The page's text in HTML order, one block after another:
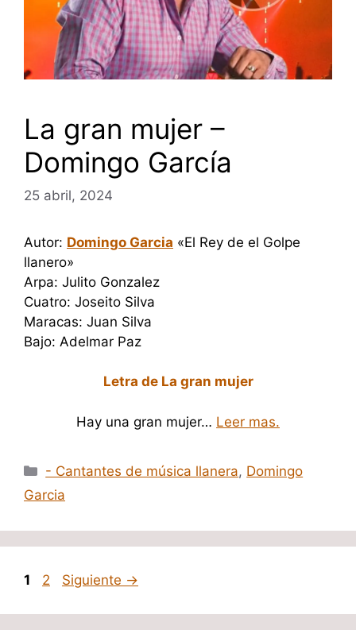
La gran mujer –
Domingo García
25 abril, 2024
Autor: Domingo Garcia «El Rey de el Golpe
llanero»
Arpa: Julito Gonzalez
Cuatro: Joseito Silva
Maracas: Juan Silva
Bajo: Adelmar Paz
Letra de La gran mujer
Hay una gran mujer… Leer mas.
Categorías
- Cantantes de música llanera, Domingo
Garcia
Página
1 Página
2 Siguiente →